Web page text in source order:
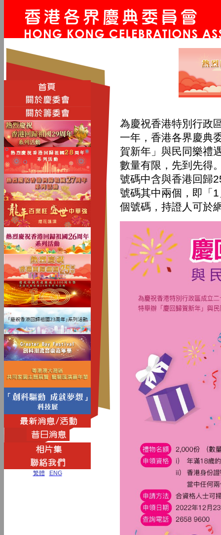
繁體 ENG
為慶祝香港特別行政
一年，香港各界慶典
賀新年」與民同樂禮
數量有限，先到先得
號碼中含與香港回歸
號碼其中兩個，即「
個號碼，持證人可於